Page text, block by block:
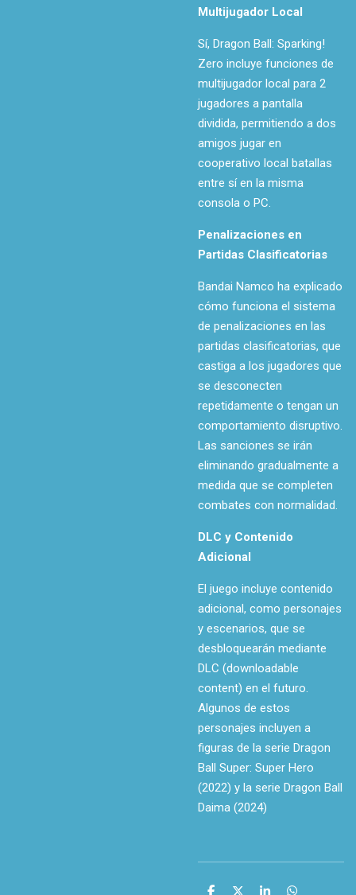
Multijugador Local
Sí, Dragon Ball: Sparking!
Zero incluye funciones de
multijugador local para 2
jugadores a pantalla
dividida, permitiendo a dos
amigos jugar en
cooperativo local batallas
entre sí en la misma
consola o PC.
Penalizaciones en
Partidas Clasificatorias
Bandai Namco ha explicado
cómo funciona el sistema
de penalizaciones en las
partidas clasificatorias, que
castiga a los jugadores que
se desconecten
repetidamente o tengan un
comportamiento disruptivo.
Las sanciones se irán
eliminando gradualmente a
medida que se completen
combates con normalidad.
DLC y Contenido
Adicional
El juego incluye contenido
adicional, como personajes
y escenarios, que se
desbloquearán mediante
DLC (downloadable
content) en el futuro.
Algunos de estos
personajes incluyen a
figuras de la serie Dragon
Ball Super: Super Hero
(2022) y la serie Dragon Ball
Daima (2024)